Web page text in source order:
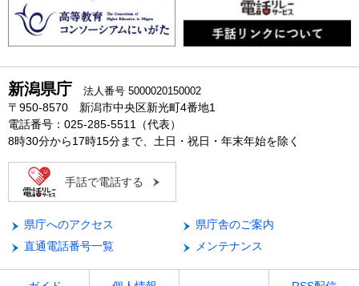
新潟県庁 法人番号 5000020150002
〒950-8570 新潟市中央区新光町4番地1
電話番号：025-285-5511（代表）
8時30分から17時15分まで、土日・祝日・年末年始を除く
手話で電話する
県庁へのアクセス
県庁舎のご案内
直通電話番号一覧
メンテナンス